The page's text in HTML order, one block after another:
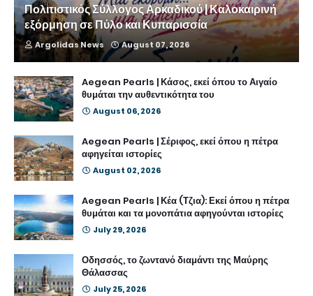
Πολιτιστικός Σύλλογος Αρκαδικού | Καλοκαιρινή
εξόρμηση σε Πύλο και Κυπαρισσία
Argolidas News August 07, 2026
Aegean Pearls | Κάσος, εκεί όπου το Αιγαίο
θυμάται την αυθεντικότητα του
August 06, 2026
Aegean Pearls | Σέριφος, εκεί όπου η πέτρα
αφηγείται ιστορίες
August 02, 2026
Aegean Pearls | Κέα (Τζια): Εκεί όπου η πέτρα
θυμάται και τα μονοπάτια αφηγούνται ιστορίες
July 29, 2026
Οδησσός, το ζωντανό διαμάντι της Μαύρης
Θάλασσας
July 25, 2026